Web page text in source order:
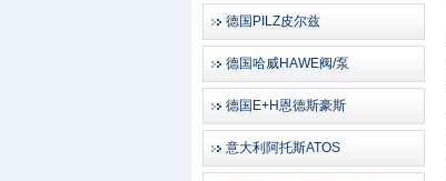
德国PILZ皮尔兹
德国哈威HAWE阀/泵
德国E+H恩德斯豪斯
意大利阿托斯ATOS